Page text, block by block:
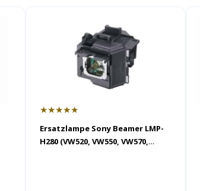
★★★★★
Ersatzlampe Sony Beamer LMP-
H280 (VW520, VW550, VW570,